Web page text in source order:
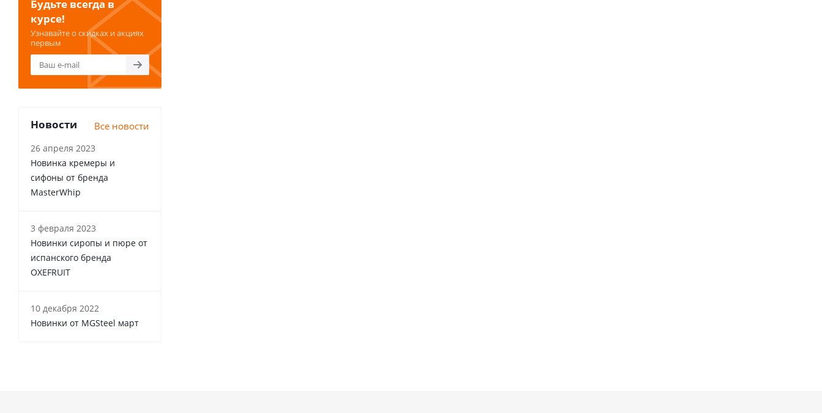
Будьте всегда в
курсе!
Узнавайте о скидках и акциях
первым
Новости Все новости
26 апреля 2023
Новинка кремеры и
сифоны от бренда
MasterWhip
3 февраля 2023
Новинки сиропы и пюре от
испанского бренда
OXEFRUIT
10 декабря 2022
Новинки от MGSteel март